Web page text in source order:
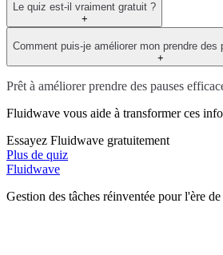
Le quiz est-il vraiment gratuit ?
+
Comment puis-je améliorer mon prendre
+
Prêt à améliorer prendre des pauses
Fluidwave vous aide à transformer ces
Essayez Fluidwave gratuitement
Plus de quiz
Fluidwave
Gestion des tâches réinventée pour l'ère